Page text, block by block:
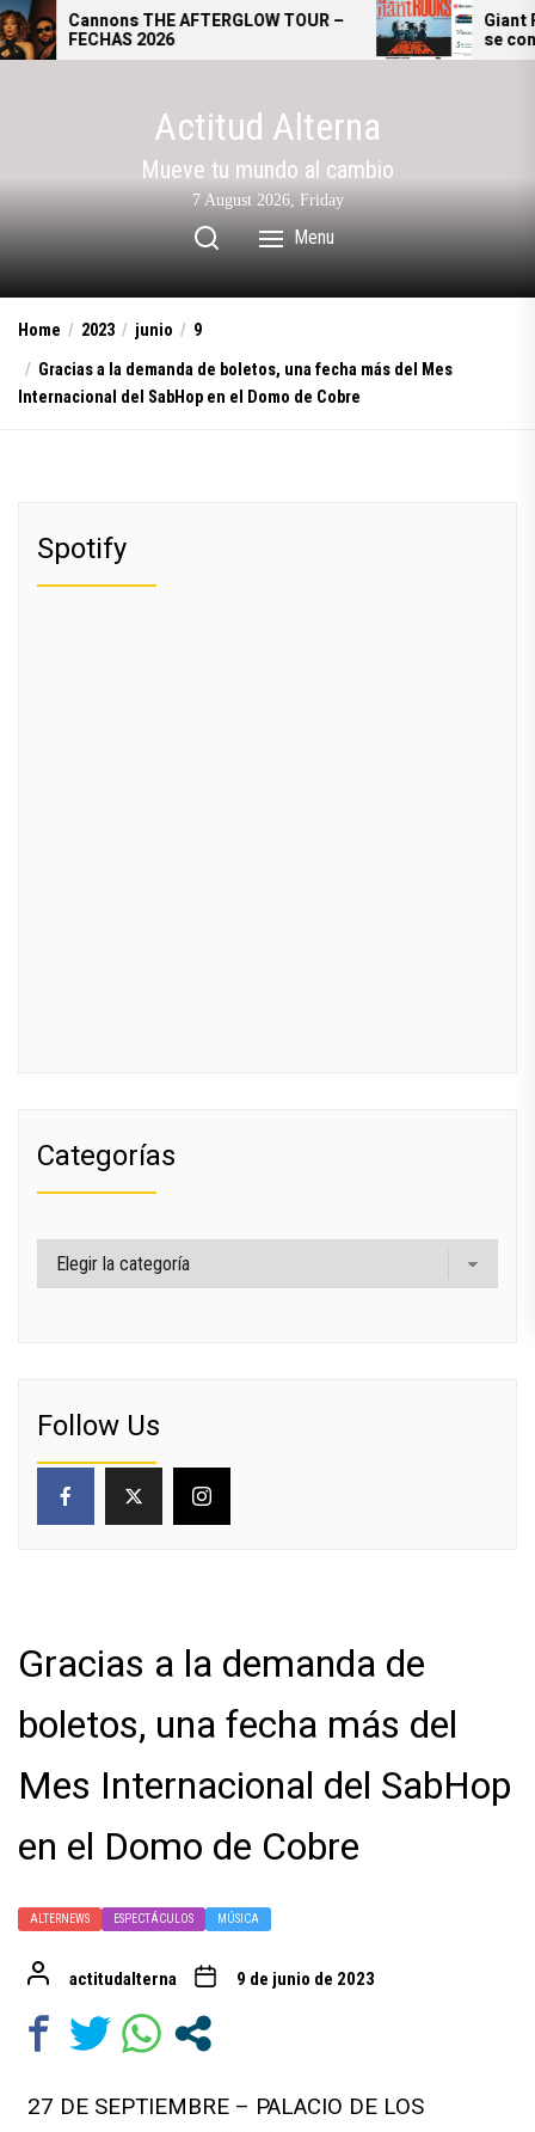
Skip
to
THE AFTERGLOW TOUR –
2026
Giant Rooks: El
se convierte en la
alternativo alemán
Actitud Alterna
Mueve tu mundo al cambio
7 August 2026, Friday
Menu
Home 2023 junio
9
Gracias a la demanda de boletos, una fecha más del Mes
Internacional del SabHop en el Domo de Cobre
Gracias a la demanda de
boletos, una fecha más del
Mes Internacional del SabHop
en el Domo de Cobre
ALTERNEWS ESPECTÁCULOS MÚSICA
actitudalterna 9 de junio de 2023
27 DE SEPTIEMBRE – PALACIO DE LOS
Spotify
Categorías
Categorías
Follow Us